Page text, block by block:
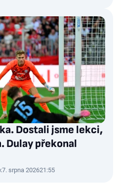
Dostali jsme lekci,
Dulay překonal
7. srpna 202621:55